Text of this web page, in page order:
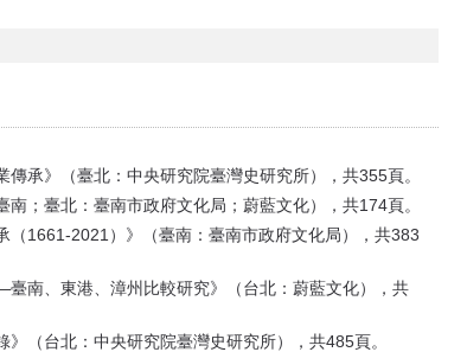
承》（臺北：中央研究院臺灣史研究所），共355頁。
；臺北：臺南市政府文化局；蔚藍文化），共174頁。
1661-2021）》（臺南：臺南市政府文化局），共383
南、東港、漳州比較研究》（台北：蔚藍文化），共
（台北：中央研究院臺灣史研究所），共485頁。